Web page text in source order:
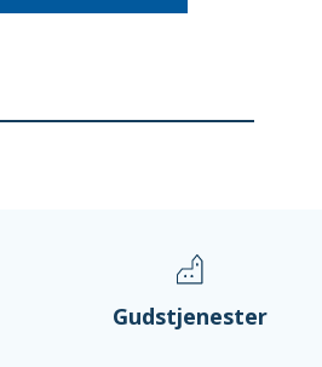
Gudstjenester